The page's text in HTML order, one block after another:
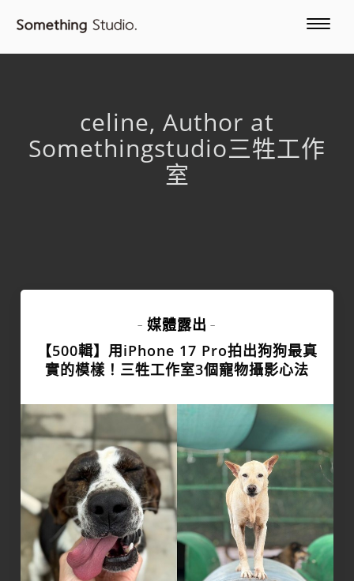
celine, Author at
Somethingstudio三牲工作
室
- 媒體露出 -
【500輯】用iPhone 17 Pro拍出狗狗最真
實的模樣！三牲工作室3個寵物攝影心法